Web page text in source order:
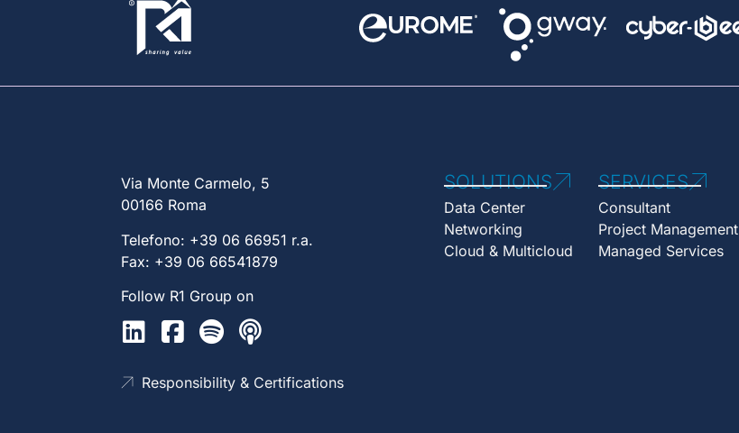
Via Monte Carmelo, 5
00166 Roma
Telefono: +39 06 66951 r.a.
Fax: +39 06 66541879
Follow R1 Group on
Responsibility & Certifications
SOLUTIONS
Data Center
Networking
Cloud & Multicloud
SERVICES
Consultant
Project Management
Managed Services